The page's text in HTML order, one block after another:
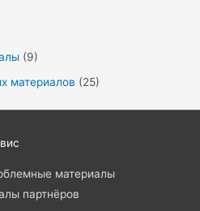
(9)
материалов (25)
материалы
партнёров